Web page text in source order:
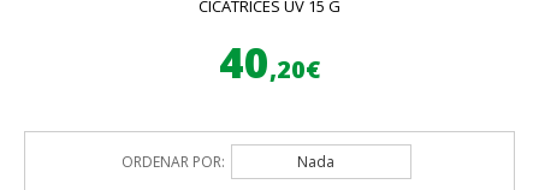
CICATRICES UV 15 G
40,20€
ORDENAR POR: Nada